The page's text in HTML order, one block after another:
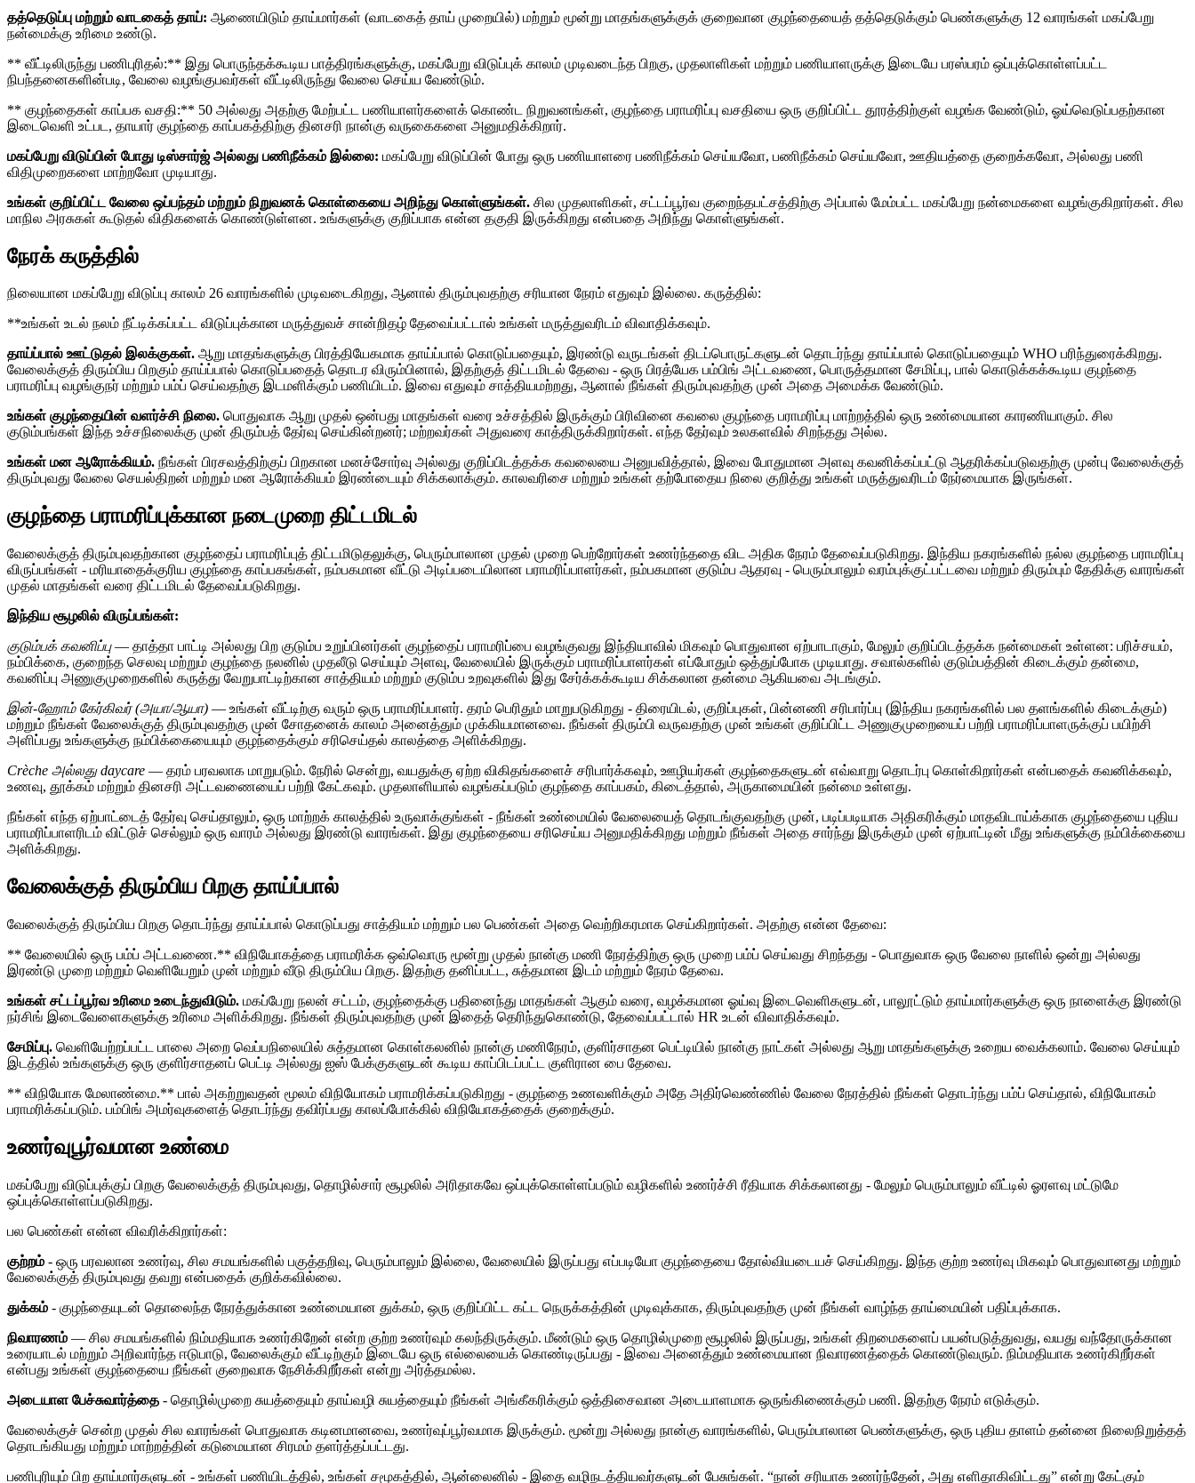
தத்தெடுப்பு மற்றும் வாடகைத் தாய்: ஆணையிடும் தாய்மார்கள் (வாடகைத் தாய் முறையில்) மற்றும் மூன்று மாதங்களுக்குக் குறைவான குழந்தையைத் தத்தெடுக்கும் பெண்களுக்கு 12 வாரங்கள் மகப்பேறு
நன்மைக்கு உரிமை உண்டு.
** வீட்டிலிருந்து பணிபுரிதல்:** இது பொருந்தக்கூடிய பாத்திரங்களுக்கு, மகப்பேறு விடுப்புக் காலம் முடிவடைந்த பிறகு, முதலாளிகள் மற்றும் பணியாளருக்கு இடையே பரஸ்பரம் ஒப்புக்கொள்ளப்பட்ட
நிபந்தனைகளின்படி, வேலை வழங்குபவர்கள் வீட்டிலிருந்து வேலை செய்ய வேண்டும்.
** குழந்தைகள் காப்பக வசதி:** 50 அல்லது அதற்கு மேற்பட்ட பணியாளர்களைக் கொண்ட நிறுவனங்கள், குழந்தை பராமரிப்பு வசதியை ஒரு குறிப்பிட்ட தூரத்திற்குள் வழங்க வேண்டும், ஓய்வெடுப்பதற்கான
இடைவெளி உட்பட, தாயார் குழந்தை காப்பகத்திற்கு தினசரி நான்கு வருகைகளை அனுமதிக்கிறார்.
மகப்பேறு விடுப்பின் போது டிஸ்சார்ஜ் அல்லது பணிநீக்கம் இல்லை: மகப்பேறு விடுப்பின் போது ஒரு பணியாளரை பணிநீக்கம் செய்யவோ, பணிநீக்கம் செய்யவோ, ஊதியத்தை குறைக்கவோ, அல்லது பணி
விதிமுறைகளை மாற்றவோ முடியாது.
உங்கள் குறிப்பிட்ட வேலை ஒப்பந்தம் மற்றும் நிறுவனக் கொள்கையை அறிந்து கொள்ளுங்கள். சில முதலாளிகள், சட்டப்பூர்வ குறைந்தபட்சத்திற்கு அப்பால் மேம்பட்ட மகப்பேறு நன்மைகளை வழங்குகிறார்கள். சில
மாநில அரசுகள் கூடுதல் விதிகளைக் கொண்டுள்ளன. உங்களுக்கு குறிப்பாக என்ன தகுதி இருக்கிறது என்பதை அறிந்து கொள்ளுங்கள்.
நேரக் கருத்தில்
நிலையான மகப்பேறு விடுப்பு காலம் 26 வாரங்களில் முடிவடைகிறது, ஆனால் திரும்புவதற்கு சரியான நேரம் எதுவும் இல்லை. கருத்தில்:
**உங்கள் உடல் நலம் நீட்டிக்கப்பட்ட விடுப்புக்கான மருத்துவச் சான்றிதழ் தேவைப்பட்டால் உங்கள் மருத்துவரிடம் விவாதிக்கவும்.
தாய்ப்பால் ஊட்டுதல் இலக்குகள். ஆறு மாதங்களுக்கு பிரத்தியேகமாக தாய்ப்பால் கொடுப்பதையும், இரண்டு வருடங்கள் திடப்பொருட்களுடன் தொடர்ந்து தாய்ப்பால் கொடுப்பதையும் WHO பரிந்துரைக்கிறது.
வேலைக்குத் திரும்பிய பிறகும் தாய்ப்பால் கொடுப்பதைத் தொடர விரும்பினால், இதற்குத் திட்டமிடல் தேவை - ஒரு பிரத்யேக பம்பிங் அட்டவணை, பொருத்தமான சேமிப்பு, பால் கொடுக்கக்கூடிய குழந்தை
பராமரிப்பு வழங்குநர் மற்றும் பம்ப் செய்வதற்கு இடமளிக்கும் பணியிடம். இவை எதுவும் சாத்தியமற்றது, ஆனால் நீங்கள் திரும்புவதற்கு முன் அதை அமைக்க வேண்டும்.
உங்கள் குழந்தையின் வளர்ச்சி நிலை. பொதுவாக ஆறு முதல் ஒன்பது மாதங்கள் வரை உச்சத்தில் இருக்கும் பிரிவினை கவலை குழந்தை பராமரிப்பு மாற்றத்தில் ஒரு உண்மையான காரணியாகும். சில
குடும்பங்கள் இந்த உச்சநிலைக்கு முன் திரும்பத் தேர்வு செய்கின்றனர்; மற்றவர்கள் அதுவரை காத்திருக்கிறார்கள். எந்த தேர்வும் உலகளவில் சிறந்தது அல்ல.
உங்கள் மன ஆரோக்கியம். நீங்கள் பிரசவத்திற்குப் பிறகான மனச்சோர்வு அல்லது குறிப்பிடத்தக்க கவலையை அனுபவித்தால், இவை போதுமான அளவு கவனிக்கப்பட்டு ஆதரிக்கப்படுவதற்கு முன்பு வேலைக்குத்
திரும்புவது வேலை செயல்திறன் மற்றும் மன ஆரோக்கியம் இரண்டையும் சிக்கலாக்கும். காலவரிசை மற்றும் உங்கள் தற்போதைய நிலை குறித்து உங்கள் மருத்துவரிடம் நேர்மையாக இருங்கள்.
குழந்தை பராமரிப்புக்கான நடைமுறை திட்டமிடல்
வேலைக்குத் திரும்புவதற்கான குழந்தைப் பராமரிப்புத் திட்டமிடுதலுக்கு, பெரும்பாலான முதல் முறை பெற்றோர்கள் உணர்ந்ததை விட அதிக நேரம் தேவைப்படுகிறது. இந்திய நகரங்களில் நல்ல குழந்தை பராமரிப்பு
விருப்பங்கள் - மரியாதைக்குரிய குழந்தை காப்பகங்கள், நம்பகமான வீட்டு அடிப்படையிலான பராமரிப்பாளர்கள், நம்பகமான குடும்ப ஆதரவு - பெரும்பாலும் வரம்புக்குட்பட்டவை மற்றும் திரும்பும் தேதிக்கு வாரங்கள்
முதல் மாதங்கள் வரை திட்டமிடல் தேவைப்படுகிறது.
இந்திய சூழலில் விருப்பங்கள்:
குடும்பக் கவனிப்பு— தாத்தா பாட்டி அல்லது பிற குடும்ப உறுப்பினர்கள் குழந்தைப் பராமரிப்பை வழங்குவது இந்தியாவில் மிகவும் பொதுவான ஏற்பாடாகும், மேலும் குறிப்பிடத்தக்க நன்மைகள் உள்ளன: பரிச்சயம்,
நம்பிக்கை, குறைந்த செலவு மற்றும் குழந்தை நலனில் முதலீடு செய்யும் அளவு, வேலையில் இருக்கும் பராமரிப்பாளர்கள் எப்போதும் ஒத்துப்போக முடியாது. சவால்களில் குடும்பத்தின் கிடைக்கும் தன்மை,
கவனிப்பு அணுகுமுறைகளில் கருத்து வேறுபாட்டிற்கான சாத்தியம் மற்றும் குடும்ப உறவுகளில் இது சேர்க்கக்கூடிய சிக்கலான தன்மை ஆகியவை அடங்கும்.
இன்-ஹோம் கேர்கிவர் (அயா/ஆயா) — உங்கள் வீட்டிற்கு வரும் ஒரு பராமரிப்பாளர். தரம் பெரிதும் மாறுபடுகிறது - திரையிடல், குறிப்புகள், பின்னணி சரிபார்ப்பு (இந்திய நகரங்களில் பல தளங்களில் கிடைக்கும்)
மற்றும் நீங்கள் வேலைக்குத் திரும்புவதற்கு முன் சோதனைக் காலம் அனைத்தும் முக்கியமானவை. நீங்கள் திரும்பி வருவதற்கு முன் உங்கள் குறிப்பிட்ட அணுகுமுறையைப் பற்றி பராமரிப்பாளருக்குப் பயிற்சி
அளிப்பது உங்களுக்கு நம்பிக்கையையும் குழந்தைக்கும் சரிசெய்தல் காலத்தை அளிக்கிறது.
Crèche அல்லது daycare — தரம் பரவலாக மாறுபடும். நேரில் சென்று, வயதுக்கு ஏற்ற விகிதங்களைச் சரிபார்க்கவும், ஊழியர்கள் குழந்தைகளுடன் எவ்வாறு தொடர்பு கொள்கிறார்கள் என்பதைக் கவனிக்கவும்,
உணவு, தூக்கம் மற்றும் தினசரி அட்டவணையைப் பற்றி கேட்கவும். முதலாளியால் வழங்கப்படும் குழந்தை காப்பகம், கிடைத்தால், அருகாமையின் நன்மை உள்ளது.
நீங்கள் எந்த ஏற்பாட்டைத் தேர்வு செய்தாலும், ஒரு மாற்றக் காலத்தில் உருவாக்குங்கள் - நீங்கள் உண்மையில் வேலையைத் தொடங்குவதற்கு முன், படிப்படியாக அதிகரிக்கும் மாதவிடாய்க்காக குழந்தையை புதிய
பராமரிப்பாளரிடம் விட்டுச் செல்லும் ஒரு வாரம் அல்லது இரண்டு வாரங்கள். இது குழந்தையை சரிசெய்ய அனுமதிக்கிறது மற்றும் நீங்கள் அதை சார்ந்து இருக்கும் முன் ஏற்பாட்டின் மீது உங்களுக்கு நம்பிக்கையை
அளிக்கிறது.
வேலைக்குத் திரும்பிய பிறகு தாய்ப்பால்
வேலைக்குத் திரும்பிய பிறகு தொடர்ந்து தாய்ப்பால் கொடுப்பது சாத்தியம் மற்றும் பல பெண்கள் அதை வெற்றிகரமாக செய்கிறார்கள். அதற்கு என்ன தேவை:
** வேலையில் ஒரு பம்ப் அட்டவணை.** விநியோகத்தை பராமரிக்க ஒவ்வொரு மூன்று முதல் நான்கு மணி நேரத்திற்கு ஒரு முறை பம்ப் செய்வது சிறந்தது - பொதுவாக ஒரு வேலை நாளில் ஒன்று அல்லது
இரண்டு முறை மற்றும் வெளியேறும் முன் மற்றும் வீடு திரும்பிய பிறகு. இதற்கு தனிப்பட்ட, சுத்தமான இடம் மற்றும் நேரம் தேவை.
உங்கள் சட்டப்பூர்வ உரிமை உடைந்துவிடும். மகப்பேறு நலன் சட்டம், குழந்தைக்கு பதினைந்து மாதங்கள் ஆகும் வரை, வழக்கமான ஓய்வு இடைவெளிகளுடன், பாலூட்டும் தாய்மார்களுக்கு ஒரு நாளைக்கு இரண்டு
நர்சிங் இடைவேளைகளுக்கு உரிமை அளிக்கிறது. நீங்கள் திரும்புவதற்கு முன் இதைத் தெரிந்துகொண்டு, தேவைப்பட்டால் HR உடன் விவாதிக்கவும்.
சேமிப்பு. வெளியேற்றப்பட்ட பாலை அறை வெப்பநிலையில் சுத்தமான கொள்கலனில் நான்கு மணிநேரம், குளிர்சாதன பெட்டியில் நான்கு நாட்கள் அல்லது ஆறு மாதங்களுக்கு உறைய வைக்கலாம். வேலை செய்யும்
இடத்தில் உங்களுக்கு ஒரு குளிர்சாதனப் பெட்டி அல்லது ஐஸ் பேக்குகளுடன் கூடிய காப்பிடப்பட்ட குளிரான பை தேவை.
** விநியோக மேலாண்மை.** பால் அகற்றுவதன் மூலம் விநியோகம் பராமரிக்கப்படுகிறது - குழந்தை உணவளிக்கும் அதே அதிர்வெண்ணில் வேலை நேரத்தில் நீங்கள் தொடர்ந்து பம்ப் செய்தால், விநியோகம்
பராமரிக்கப்படும். பம்பிங் அமர்வுகளைத் தொடர்ந்து தவிர்ப்பது காலப்போக்கில் விநியோகத்தைக் குறைக்கும்.
உணர்வுபூர்வமான உண்மை
மகப்பேறு விடுப்புக்குப் பிறகு வேலைக்குத் திரும்புவது, தொழில்சார் சூழலில் அரிதாகவே ஒப்புக்கொள்ளப்படும் வழிகளில் உணர்ச்சி ரீதியாக சிக்கலானது - மேலும் பெரும்பாலும் வீட்டில் ஓரளவு மட்டுமே
ஒப்புக்கொள்ளப்படுகிறது.
பல பெண்கள் என்ன விவரிக்கிறார்கள்:
குற்றம் - ஒரு பரவலான உணர்வு, சில சமயங்களில் பகுத்தறிவு, பெரும்பாலும் இல்லை, வேலையில் இருப்பது எப்படியோ குழந்தையை தோல்வியடையச் செய்கிறது. இந்த குற்ற உணர்வு மிகவும் பொதுவானது மற்றும்
வேலைக்குத் திரும்புவது தவறு என்பதைக் குறிக்கவில்லை.
துக்கம் - குழந்தையுடன் தொலைந்த நேரத்துக்கான உண்மையான துக்கம், ஒரு குறிப்பிட்ட கட்ட நெருக்கத்தின் முடிவுக்காக, திரும்புவதற்கு முன் நீங்கள் வாழ்ந்த தாய்மையின் பதிப்புக்காக.
நிவாரணம் — சில சமயங்களில் நிம்மதியாக உணர்கிறேன் என்ற குற்ற உணர்வும் கலந்திருக்கும். மீண்டும் ஒரு தொழில்முறை சூழலில் இருப்பது, உங்கள் திறமைகளைப் பயன்படுத்துவது, வயது வந்தோருக்கான
உரையாடல் மற்றும் அறிவார்ந்த ஈடுபாடு, வேலைக்கும் வீட்டிற்கும் இடையே ஒரு எல்லையைக் கொண்டிருப்பது - இவை அனைத்தும் உண்மையான நிவாரணத்தைக் கொண்டுவரும். நிம்மதியாக உணர்கிறீர்கள்
என்பது உங்கள் குழந்தையை நீங்கள் குறைவாக நேசிக்கிறீர்கள் என்று அர்த்தமல்ல.
அடையாள பேச்சுவார்த்தை - தொழில்முறை சுயத்தையும் தாய்வழி சுயத்தையும் நீங்கள் அங்கீகரிக்கும் ஒத்திசைவான அடையாளமாக ஒருங்கிணைக்கும் பணி. இதற்கு நேரம் எடுக்கும்.
வேலைக்குச் சென்ற முதல் சில வாரங்கள் பொதுவாக கடினமானவை, உணர்வுப்பூர்வமாக இருக்கும். மூன்று அல்லது நான்கு வாரங்களில், பெரும்பாலான பெண்களுக்கு, ஒரு புதிய தாளம் தன்னை நிலைநிறுத்தத்
தொடங்கியது மற்றும் மாற்றத்தின் கடுமையான சிரமம் தளர்த்தப்பட்டது.
பணிபுரியும் பிற தாய்மார்களுடன் - உங்கள் பணியிடத்தில், உங்கள் சமூகத்தில், ஆன்லைனில் - இதை வழிநடத்தியவர்களுடன் பேசுங்கள். “நான் சரியாக உணர்ந்தேன், அது எளிதாகிவிட்டது” என்று கேட்கும்